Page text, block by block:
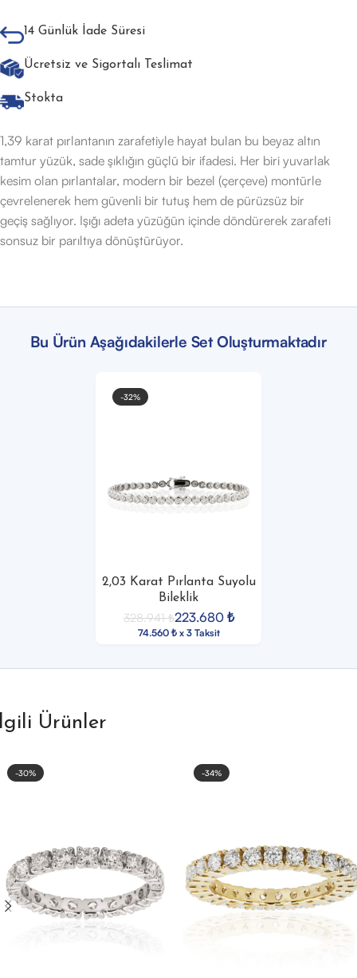
14 Günlük İade Süresi
Ücretsiz ve Sigortalı Teslimat
Stokta
1,39 karat pırlantanın zarafetiyle hayat bulan bu beyaz altın
tamtur yüzük, sade şıklığın güçlü bir ifadesi. Her biri yuvarlak
kesim olan pırlantalar, modern bir bezel (çerçeve) montürle
çevrelenerek hem güvenli bir tutuş hem de pürüzsüz bir
geçiş sağlıyor. Işığı adeta yüzüğün içinde döndürerek zarafeti
sonsuz bir parıltıya dönüştürüyor.
Bu Ürün Aşağıdakilerle Set Oluşturmaktadır
-32%
2,03 Karat Pırlanta Suyolu
Bileklik
328.941₺223.680 ₺
74.560 ₺ x 3 Taksit
Ürünler
-30% -34%